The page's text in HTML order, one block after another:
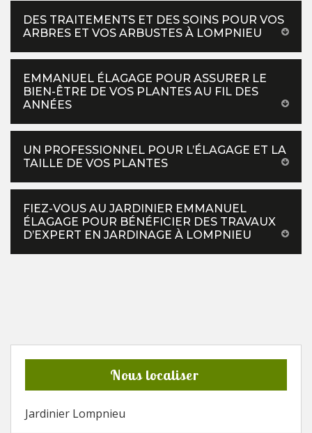
DES TRAITEMENTS ET DES SOINS POUR VOS
ARBRES ET VOS ARBUSTES À LOMPNIEU
EMMANUEL ÉLAGAGE POUR ASSURER LE
BIEN-ÊTRE DE VOS PLANTES AU FIL DES
ANNÉES
UN PROFESSIONNEL POUR L’ÉLAGAGE ET LA
TAILLE DE VOS PLANTES
FIEZ-VOUS AU JARDINIER EMMANUEL
ÉLAGAGE POUR BÉNÉFICIER DES TRAVAUX
D’EXPERT EN JARDINAGE À LOMPNIEU
Nous localiser
Jardinier Lompnieu